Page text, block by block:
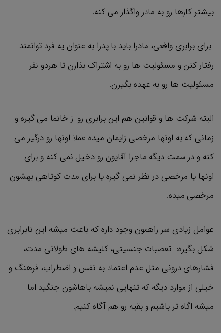
بیشتر کارها رو به مادر واگذار می کنه.
برای برابری واقعی، مادرا باید با پدرا به‌ عنوان یه فرد توانمند
رفتار کنن و مسئولیت ‌ها رو به اشتراک بذارن تا هردو نفر
مسئولیت ها رو به عهده بگیرن.
البته شرکت ها و قوانین هم این برابری رو از خانما می گیره و
زمانی که به اونها مرخصی زایمان میده عملا اونها رو درگیر می
کنه و در سمت دیگه ماجرا آقایون رو دخیل نمی کنه و برای
اونها یا مرخصی در نظر نمی گیره یا برای مدت کوتاهی بهشون
مرخصی میده.
عوامل زیادی سر راهمون وجود داره که باعث میشه این نابرابری
شکل بگیره: تعصبات جنسیتی، کلیشه های طولانی مدت،
فشارهای درونی مثل عدم اعتماد به نفس و اضطراب، فرهنگ و
خیلی از موارد دیگه که تنهایی نمیشه باهاشون جنگید اما
میشه اگاه تر باشیم و بقیه رو هم آگاه کنیم.